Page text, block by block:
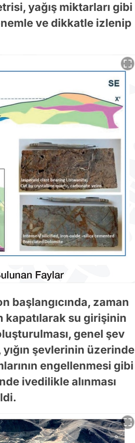
yağış miktarları gibi
ve dikkatle izlenip
başlangıcında, zaman
kapatılarak su girişinin
genel şev
şevlerinin üzerinde
engellenmesi gibi
ivedilikle alınması